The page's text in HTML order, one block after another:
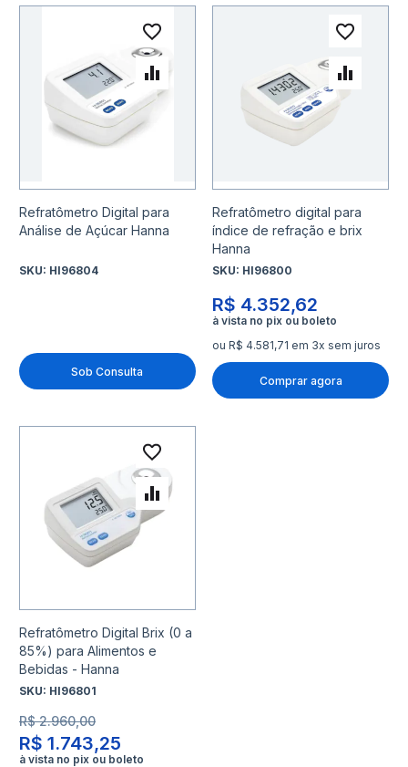
Refratômetro Digital para
Análise de Açúcar Hanna
SKU: HI96804
Sob Consulta
Adicionar à lista de
Adicionar para Comparar
Refratômetro digital para
índice de refração e brix
Hanna
SKU: HI96800
R$ 4.352,62
ou R$ 4.581,71 em 3x sem juros
Comprar agora
Refratômetro Digital Brix (0 a
85%) para Alimentos e
Bebidas - Hanna
SKU: HI96801
R$ 1.743,25
R$ 2.960,00
Adicionar à lista de
Adicionar para Comparar